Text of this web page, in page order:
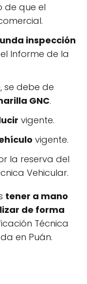
de que el
inspección
Informe de la
se debe de
GNC.
vigente.
vigente.
la reserva del
Vehicular.
tener a mano
de forma
Técnica
en Puán.